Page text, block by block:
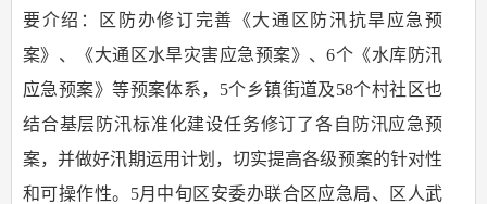
要介绍：区防办修订完善《大通区防汛抗旱应急预
案》、《大通区水旱灾害应急预案》、6个《水库防汛
应急预案》等预案体系，5个乡镇街道及58个村社区也
结合基层防汛标准化建设任务修订了各自防汛应急预
案，并做好汛期运用计划，切实提高各级预案的针对性
和可操作性。5月中旬区安委办联合区应急局、区人武